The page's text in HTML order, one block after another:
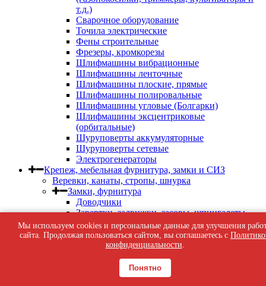
т.д.)
Сварочное оборудование
Точила электрические
Фены строительные
Фрезеры, кромкорезы
Шлифмашины вибрационные
Шлифмашины ленточные
Шлифмашины плоские, прямые
Шлифмашины полировальные
Шлифмашины угловые (Болгарки)
Шлифмашины эксцентриковые
(орбитальные)
Шуруповерты аккумуляторные
Шуруповерты сетевые
Электрогенераторы
Крепеж, мебельная фурнитура, замки и СИЗ
Веревки, канаты, стропы, шнурка
Замки, фурнитура
Доводчики
Завертки, задвижки, засовы, шпингалеты
Замки
Петли дверные, гаражные, петли-стрелы,
пружины дверные
Фурнитура мебельная
Фурнитура оконная
Мы используем cookies и персональные данные для улучшения
сайта. Продолжая пользоваться сайтом, вы соглашаетесь с
конфиденциальности.
Понятно